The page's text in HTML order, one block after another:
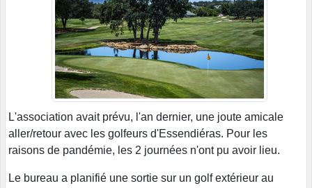
L'association avait prévu, l'an dernier, une joute amicale
aller/retour avec les golfeurs d'Essendiéras. Pour les
raisons de pandémie, les 2 journées n'ont pu avoir lieu.
Le bureau a planifié une sortie sur un golf extérieur au